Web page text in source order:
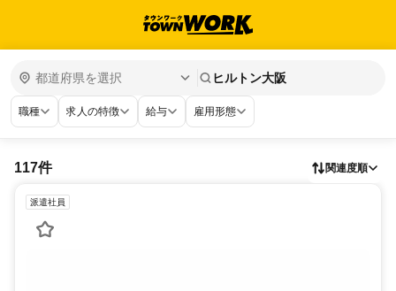
ヒルトン大阪
職種 求人の特徴 給与 雇用形態
117件 関連度順
派遣社員